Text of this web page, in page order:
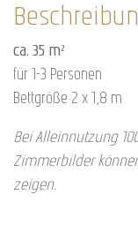
ca. 35 m²
für 1-3 Personen
Bettgröße 2 x 1,8 m
Bei Alleinnutzung
Zimmerbilder
zeigen.